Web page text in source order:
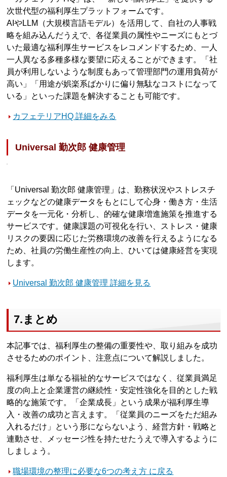
次世代型の福利厚生プラットフォームです。
AIやLLM（大規模言語モデル）を活用して、自社の人事戦
略を組み込んだうえで、各従業員の属性やニーズにもとづ
いた最適な福利厚生サービスをレコメンドするため、一人
一人異なる多種多様な要望に応えることができます。「社
員が利用しないような制度もあって管理部門の運用負荷が
高い」「用途が娯楽系ばかりに偏り無駄なコストになって
いる」といった課題を解決することも可能です。
カフェテリアHQ 詳細をみる
Universal 勤次郎 健康管理
「Universal 勤次郎 健康管理」は、勤務状況やストレスチ
ェックなどの健康データをもとにして心身・働き方・生活
データを一元化・分析し、的確な健康増進施策を推進する
サービスです。健康課題の可視化を行い、ストレス・健康
リスクの要因に応じた労務環境の改善を行えるようになる
ため、社員の労働生産性の向上、ひいては健康経営を実現
します。
Universal 勤次郎 健康管理 詳細を見る
7.まとめ
本記事では、福利厚生の整備の重要性や、取り組みを成功
させるためのポイント、注意点について解説しました。
福利厚生は単なる福祉的なサービスではなく、従業員満足
度の向上と企業運営の継続性・安定性強化を目的とした戦
略的な施策です。「企業成長」という成果が福利厚生導
入・改善の成功と言えます。「従業員のニーズをただ組み
入れるだけ」という形にならないよう、経営方針・戦略と
連動させ、メッセージ性を持たせたうえで導入するように
しましょう。
職場環境の整理に必要な6つの考え方 に戻る